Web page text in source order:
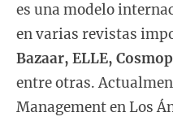
es una modelo
en varias revistas
Bazaar, ELLE,
entre otras.
Management en Los